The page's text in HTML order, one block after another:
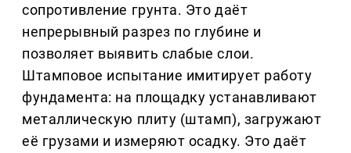
сопротивление грунта. Это даёт
непрерывный разрез по глубине и
позволяет выявить слабые слои.
Штамповое испытание имитирует работу
фундамента: на площадку устанавливают
металлическую плиту (штамп), загружают
её грузами и измеряют осадку. Это даёт